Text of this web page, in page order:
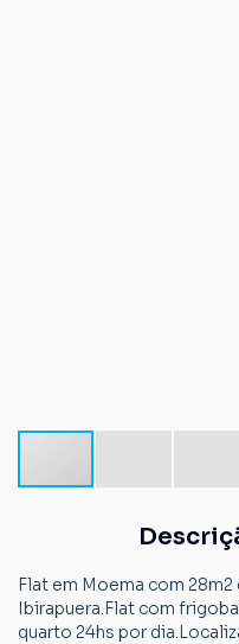
Flat em Moema com 28m2
Ibirapuera.Flat com
quarto 24hs por